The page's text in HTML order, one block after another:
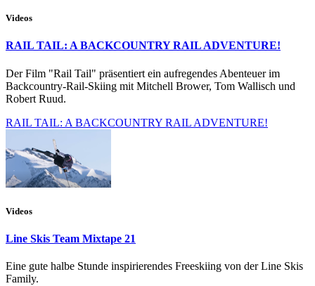
Videos
RAIL TAIL: A BACKCOUNTRY RAIL ADVENTURE!
Der Film "Rail Tail" präsentiert ein aufregendes Abenteuer im
Backcountry-Rail-Skiing mit Mitchell Brower, Tom Wallisch und
Robert Ruud.
RAIL TAIL: A BACKCOUNTRY RAIL ADVENTURE!
Videos
Line Skis Team Mixtape 21
Eine gute halbe Stunde inspirierendes Freeskiing von der Line Skis
Family.